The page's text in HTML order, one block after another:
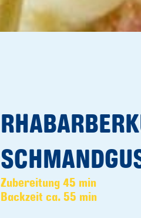
Zubereitung 45 min
Backzeit ca. 55 min